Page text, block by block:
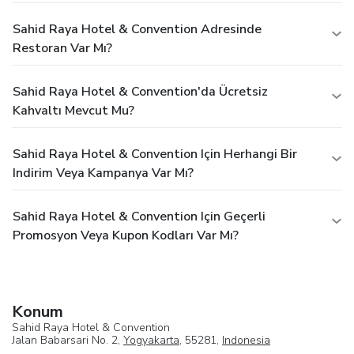
morning at Sahid Raya Hotel & Convention. At the hotel, an
assortment of easily accessible and delicious meal choices
site culinary facilities like BBQ facilities tailored to their
preferences.
Sahid Raya Hotel & Convention Adresinde
Restoran Var Mı?
Sahid Raya Hotel & Convention'da Ücretsiz
Kahvaltı Mevcut Mu?
Sahid Raya Hotel & Convention Için Herhangi Bir
Indirim Veya Kampanya Var Mı?
Sahid Raya Hotel & Convention Için Geçerli
Promosyon Veya Kupon Kodları Var Mı?
Konum
Sahid Raya Hotel & Convention
Jalan Babarsari No. 2, Yogyakarta, 55281, Indonesia